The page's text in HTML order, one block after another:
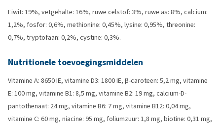
Eiwit: 19%, vetgehalte: 16%, ruwe celstof: 3%, ruwe as: 8%, calcium:
1,2%, fosfor: 0,6%, methionine: 0,45%, lysine: 0,95%, threonine:
0,7%, tryptofaan: 0,2%, cystine: 0,3%.
Nutritionele toevoegingsmiddelen
Vitamine A: 8650 IE, vitamine D3: 1800 IE, β-caroteen: 5,2 mg, vitamine
E: 100 mg, vitamine B1: 8,5 mg, vitamine B2: 19 mg, calcium-D-
pantothenaat: 24 mg, vitamine B6: 7 mg, vitamine B12: 0,04 mg,
vitamine C: 60 mg, niacine: 95 mg, foliumzuur: 1,8 mg, biotine: 0,31 mg,